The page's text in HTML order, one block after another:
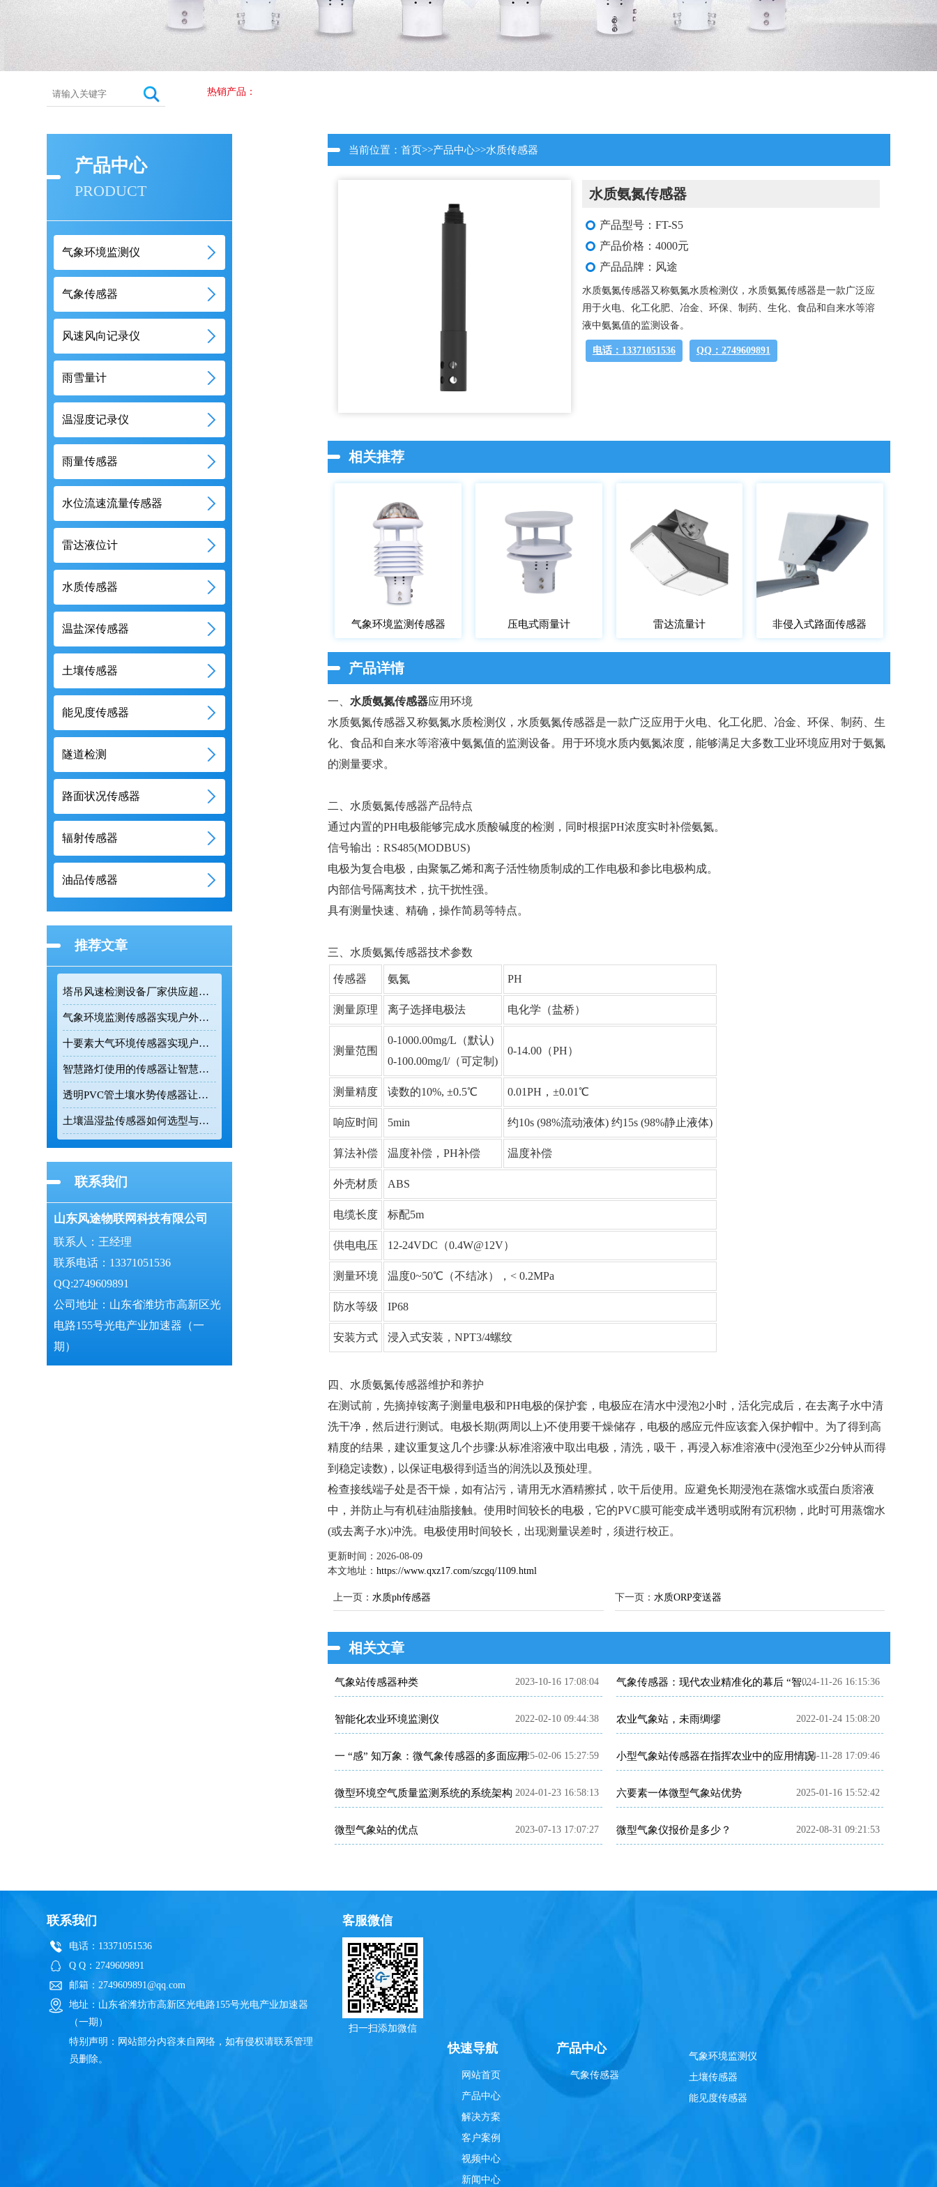
热销产品：
产品中心
PRODUCT
气象环境监测仪
气象传感器
风速风向记录仪
雨雪量计
温湿度记录仪
雨量传感器
水位流速流量传感器
雷达液位计
水质传感器
温盐深传感器
土壤传感器
能见度传感器
隧道检测
路面状况传感器
辐射传感器
油品传感器
推荐文章
塔吊风速检测设备厂家供应超声波高精度监测传感设备
气象环境监测传感器实现户外气象参数全天候在线监测
十要素大气环境传感器实现户外气象24小时连续监测
智慧路灯使用的传感器让智慧路灯成为城市环境监测的前端节点
透明PVC管土壤水势传感器让农业灌溉更精准
土壤温湿盐传感器如何选型与正确安装
联系我们
山东风途物联网科技有限公司
联系人：王经理
联系电话：13371051536
QQ:2749609891
公司地址：山东省潍坊市高新区光
电路155号光电产业加速器（一
期）
当前位置：首页>>产品中心>>水质传感器
水质氨氮传感器
产品型号：FT-S5
产品价格：4000元
产品品牌：风途
水质氨氮传感器又称氨氮水质检测仪，水质氨氮传感器是一款广泛应
用于火电、化工化肥、冶金、环保、制药、生化、食品和自来水等溶
液中氨氮值的监测设备。
电话：13371051536 QQ：2749609891
相关推荐
气象环境监测传感器 压电式雨量计 雷达流量计 非侵入式路面传感器
产品详情
一、 水质氨氮传感器应用环境
水质氨氮传感器又称氨氮水质检测仪，水质氨氮传感器是一款广泛应用于火电、化工化肥、冶金、环保、制药、生
化、食品和自来水等溶液中氨氮值的监测设备。用于环境水质内氨氮浓度，能够满足大多数工业环境应用对于氨氮
的测量要求。
二、水质氨氮传感器产品特点
通过内置的PH电极能够完成水质酸碱度的检测，同时根据PH浓度实时补偿氨氮。
信号输出：RS485(MODBUS)
电极为复合电极，由聚氯乙烯和离子活性物质制成的工作电极和参比电极构成。
内部信号隔离技术，抗干扰性强。
具有测量快速、精确，操作简易等特点。
三、水质氨氮传感器技术参数
传感器 氨氮 PH
测量原理 离子选择电极法 电化学（盐桥）
测量范围
0-1000.00mg/L（默认)
0-100.00mg/l/（可定制)
0-14.00（PH）
测量精度 读数的10%, ±0.5℃ 0.01PH，±0.01℃
响应时间 5min 约10s (98%流动液体) 约15s (98%静止液体)
算法补偿 温度补偿，PH补偿 温度补偿
外壳材质 ABS
电缆长度 标配5m
供电电压 12-24VDC（0.4W@12V）
测量环境 温度0~50℃（不结冰），< 0.2MPa
防水等级 IP68
安装方式 浸入式安装，NPT3/4螺纹
四、水质氨氮传感器维护和养护
在测试前，先摘掉铵离子测量电极和PH电极的保护套，电极应在清水中浸泡2小时，活化完成后，在去离子水中清
洗干净，然后进行测试。电极长期(两周以上)不使用要干燥储存，电极的感应元件应该套入保护帽中。为了得到高
精度的结果，建议重复这几个步骤:从标准溶液中取出电极，清洗，吸干，再浸入标准溶液中(浸泡至少2分钟从而得
到稳定读数)，以保证电极得到适当的润洗以及预处理。
检查接线端子处是否干燥，如有沾污，请用无水酒精擦拭，吹干后使用。应避免长期浸泡在蒸馏水或蛋白质溶液
中，并防止与有机硅油脂接触。使用时间较长的电极，它的PVC膜可能变成半透明或附有沉积物，此时可用蒸馏水
(或去离子水)冲洗。电极使用时间较长，出现测量误差时，须进行校正。
更新时间：2026-08-09
本文地址：https://www.qxz17.com/szcgq/1109.html
上一页：水质ph传感器 下一页： 水质ORP变送器
相关文章
气象站传感器种类 2023-10-16 17:08:04 气象传感器：现代农业精准化的幕后 “智多星”
2024-11-26 16:15:36
智能化农业环境监测仪 2022-02-10 09:44:38 农业气象站，未雨绸缪 2022-01-24 15:08:20
一 “感” 知万象：微气象传感器的多面应用2025-02-06 15:27:59 小型气象站传感器在指挥农业中的应用情况2024-11-28 17:09:46
微型环境空气质量监测系统的系统架构 2024-01-23 16:58:13 六要素一体微型气象站优势 2025-01-16 15:52:42
微型气象站的优点 2023-07-13 17:07:27 微型气象仪报价是多少？ 2022-08-31 09:21:53
联系我们
电话：13371051536
Q Q：2749609891
邮箱：2749609891@qq.com
地址：山东省潍坊市高新区光电路155号光电产业加速器
（一期）
特别声明：网站部分内容来自网络，如有侵权请联系管理
员删除。
客服微信
扫一扫添加微信
快速导航
网站首页
产品中心
解决方案
客户案例
视频中心
新闻中心
产品中心
气象传感器
气象环境监测仪
土壤传感器
能见度传感器